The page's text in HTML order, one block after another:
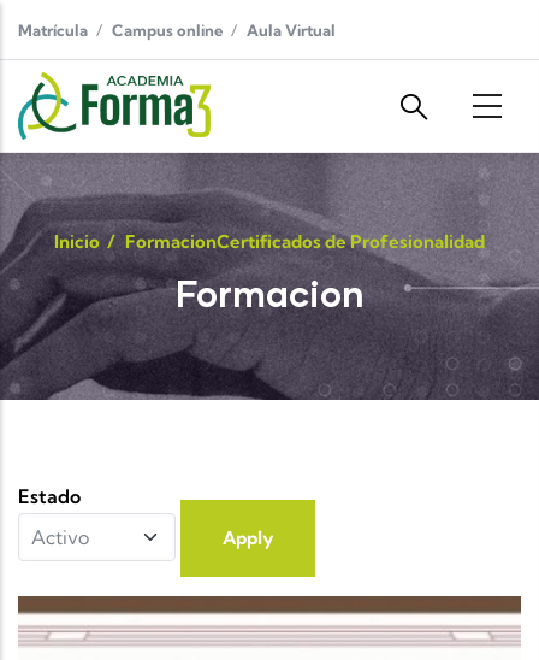
Matrícula Campus online Aula Virtual
Inicio / FormacionCertificados de Profesionalidad
Formacion
Estado